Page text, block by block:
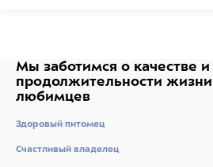
акрилфайбер - верхнее покрытие.
Мы заботимся о качестве и
продолжительности жизни
любимцев
Здоровый питомец
Счастливый владелец